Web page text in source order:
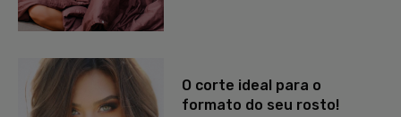
O corte ideal para o
formato do seu rosto!